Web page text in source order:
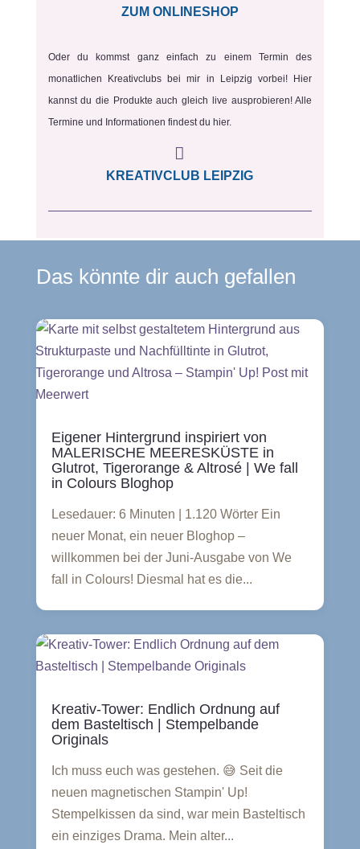
ZUM ONLINESHOP
Oder du kommst ganz einfach zu einem Termin des
monatlichen Kreativclubs bei mir in Leipzig vorbei! Hier
kannst du die Produkte auch gleich live ausprobieren! Alle
Termine und Informationen findest du hier.

KREATIVCLUB LEIPZIG
Das könnte dir auch gefallen
Eigener Hintergrund inspiriert von
MALERISCHE MEERESKÜSTE in
Glutrot, Tigerorange & Altrosé | We fall
in Colours Bloghop
Lesedauer: 6 Minuten | 1.120 Wörter Ein
neuer Monat, ein neuer Bloghop –
willkommen bei der Juni-Ausgabe von We
fall in Colours! Diesmal hat es die...
Kreativ-Tower: Endlich Ordnung auf
dem Basteltisch | Stempelbande
Originals
Ich muss euch was gestehen. 😅 Seit die
neuen magnetischen Stampin' Up!
Stempelkissen da sind, war mein Basteltisch
ein einziges Drama. Mein alter...